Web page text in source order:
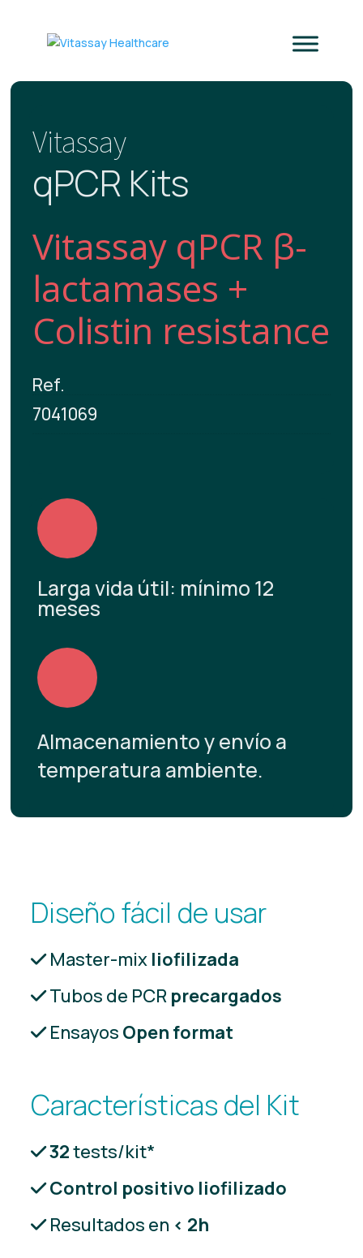
Vitassay
qPCR Kits
Vitassay qPCR β-
lactamases +
Colistin resistance
Ref.
7041069
Larga vida útil: mínimo 12
meses
Almacenamiento y envío a
temperatura ambiente.
Diseño fácil de usar
Master-mix liofilizada
Tubos de PCR precargados
Ensayos Open format
Características del Kit
32tests/kit*
Control positivo liofilizado
Resultados en < 2h